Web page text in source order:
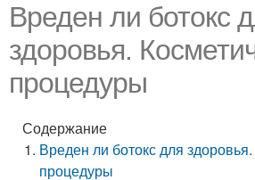
Вреден ли ботокс
здоровья.
процедуры
Содержание
Вреден ли ботокс для
процедуры